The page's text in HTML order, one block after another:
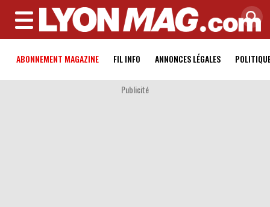
MENU
ABONNEMENT MAGAZINE FIL INFO ANNONCES LÉGALES
Publicité